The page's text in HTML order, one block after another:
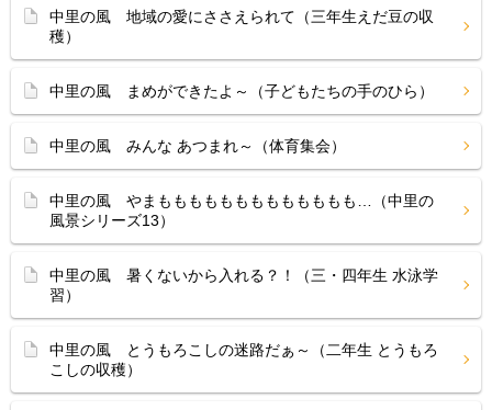
中里の風 地域の愛にささえられて（三年生えだ豆の収
穫）
中里の風 まめができたよ～（子どもたちの手のひら）
中里の風 みんな あつまれ～（体育集会）
中里の風 やまももももももももももももも…（中里の
風景シリーズ13）
中里の風 暑くないから入れる？！（三・四年生 水泳学
習）
中里の風 とうもろこしの迷路だぁ～（二年生 とうもろ
こしの収穫）